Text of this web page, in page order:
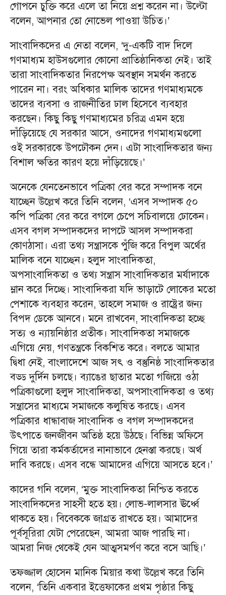
গোপনে চুক্তি করে এলে তা নিয়ে প্রশ্ন করেন না। উল্টো
বলেন, আপনার তো নোভেল পাওয়া উচিত।’
সাংবাদিকদের এ নেতা বলেন, ‘দু-একটি বাদ দিলে
গণমাধ্যম হাউসগুলোর কোনো প্রাতিষ্ঠানিকতা নেই। তাই
তারা সাংবাদিকতার নিরপেক্ষ অবস্থান সমর্থন করতে
পারেন না। বরং অধিকার মালিক তাদের গণমাধ্যমকে
তাদের ব্যবসা ও রাজনীতির ঢাল হিসেবে ব্যবহার
করছেন। কিছু কিছু গণমাধ্যমের চরিত্র এমন হয়ে
দাঁড়িয়েছে যে সরকার আসে, ওনাদের গণমাধ্যমগুলো
ওই সরকারকে উপঢৌকন দেন। এটা সাংবাদিকতার জন্য
বিশাল ক্ষতির কারণ হয়ে দাঁড়িয়েছে।’
অনেকে যেনতেনভাবে পত্রিকা বের করে সম্পাদক বনে
যাচ্ছেন উল্লেখ করে তিনি বলেন, ‘এসব সম্পাদক ৫০
কপি পত্রিকা বের করে বগলে চেপে সচিবালয়ে ঢোকেন।
এসব বগল সম্পাদকদের দাপটে আসল সম্পাদকরা
কোণঠাসা। এরা তথ্য সন্ত্রাসকে পুঁজি করে বিপুল অর্থের
মালিক বনে যাচ্ছেন। হলুদ সাংবাদিকতা,
অপসাংবাদিকতা ও তথ্য সন্ত্রাস সাংবাদিকতার মর্যাদাকে
ম্লান করে দিচ্ছে। সাংবাদিকরা যদি ভাড়াটে লোকের মতো
পেশাকে ব্যবহার করেন, তাহলে সমাজ ও রাষ্ট্রের জন্য
বিপদ ডেকে আনবে। মনে রাখবেন, সাংবাদিকতা হচ্ছে
সত্য ও ন্যায়নিষ্ঠার প্রতীক। সাংবাদিকতা সমাজকে
এগিয়ে নেয়, গণতন্ত্রকে বিকশিত করে। বলতে আমার
দ্বিধা নেই, বাংলাদেশে আজ সৎ ও বস্তুনিষ্ঠ সাংবাদিকতার
বড্ড দুর্দিন চলছে। ব্যাঙের ছাতার মতো গজিয়ে ওঠা
পত্রিকাগুলো হলুদ সাংবাদিকতা, অপসাংবাদিকতা ও তথ্য
সন্ত্রাসের মাধ্যমে সমাজকে কলুষিত করছে। এসব
পত্রিকার ধান্ধাবাজ সাংবাদিক ও বগল সম্পাদকদের
উৎপাতে জনজীবন অতিষ্ঠ হয়ে উঠছে। বিভিন্ন অফিসে
গিয়ে তারা কর্মকর্তাদের নানাভাবে হেনস্তা করছে। অর্থ
দাবি করছে। এসব বন্ধে আমাদের এগিয়ে আসতে হবে।’
কাদের গনি বলেন, ‘মুক্ত সাংবাদিকতা নিশ্চিত করতে
সাংবাদিকদের সাহসী হতে হয়। লোভ-লালসার ঊর্ধ্বে
থাকতে হয়। বিবেককে জাগ্রত রাখতে হয়। আমাদের
পূর্বসূরিরা যেটা পেরেছেন, আমরা আজ পারছি না।
আমরা নিজ থেকেই যেন আত্মসমর্পণ করে বসে আছি।’
তফজ্জাল হোসেন মানিক মিয়ার কথা উল্লেখ করে তিনি
বলেন, ‘তিনি একবার ইত্তেফাকের প্রথম পৃষ্ঠার কিছু